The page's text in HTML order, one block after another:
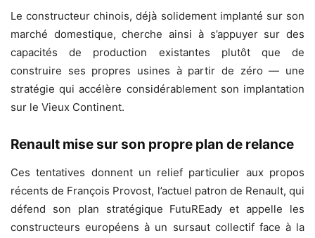
Le constructeur chinois, déjà solidement implanté sur son
marché domestique, cherche ainsi à s’appuyer sur des
capacités de production existantes plutôt que de
construire ses propres usines à partir de zéro — une
stratégie qui accélère considérablement son implantation
sur le Vieux Continent.
Renault mise sur son propre plan de relance
Ces tentatives donnent un relief particulier aux propos
récents de François Provost, l’actuel patron de Renault, qui
défend son plan stratégique FutuREady et appelle les
constructeurs européens à un sursaut collectif face à la